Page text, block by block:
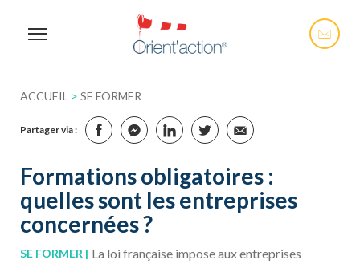
ACCUEIL > SE FORMER
Partager via :
Formations obligatoires :
quelles sont les entreprises
concernées ?
SE FORMER
La loi française impose aux entreprises